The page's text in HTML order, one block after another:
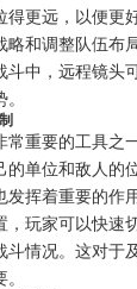
得更远，以便更
略和调整队伍布
斗中，远程镜头
常重要的工具之
的单位和敌人的
发挥着重要的作
玩家可以快速
斗情况。这对于